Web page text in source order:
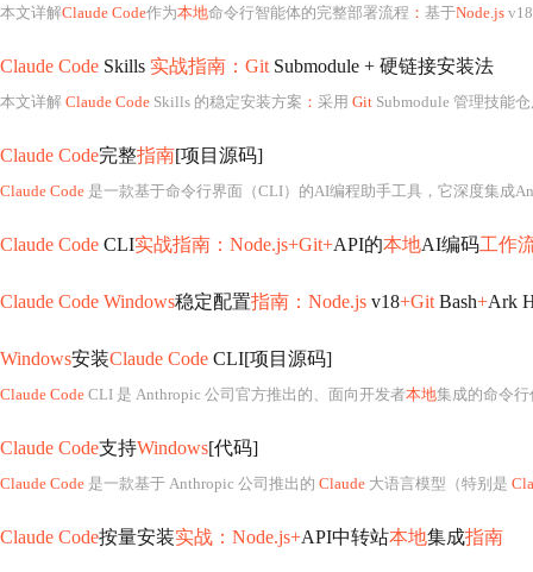
本文详解Claude Code作为本地命令行智能体的完整部署流程 ： 基于Node.js v18/v20的
Claude Code Skills 实战指南：Git Submodule + 硬链接安装法
本文详解 Claude Code Skills 的稳定安装方案 ： 采用 Git Submodule 管理技能
Claude Code完整指南[项目源码]
Claude Code 是一款基于命令行界面（CLI）的AI编程助手工具，它深度集成
Claude Code CLI实战指南：Node.js+Git+API的本地AI编码工作
Claude Code Windows稳定配置指南：Node.js v18+Git Bash+Ark
Windows安装Claude Code CLI[项目源码]
Claude Code CLI 是 Anthropic 公司官方推出的、面向开发者本地集成的命令
Claude Code支持Windows[代码]
Claude Code 是一款基于 Anthropic 公司推出的 Claude 大语言模型（特别是
Claude Code按量安装实战：Node.js+API中转站本地集成指南